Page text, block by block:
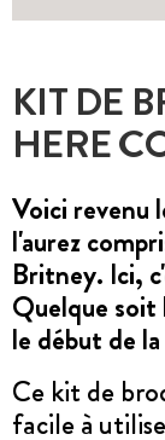
KIT DE
HERE
Voici revenu
l'aurez
Britney. Ici,
Quelque
le début de
Ce kit de
facile à